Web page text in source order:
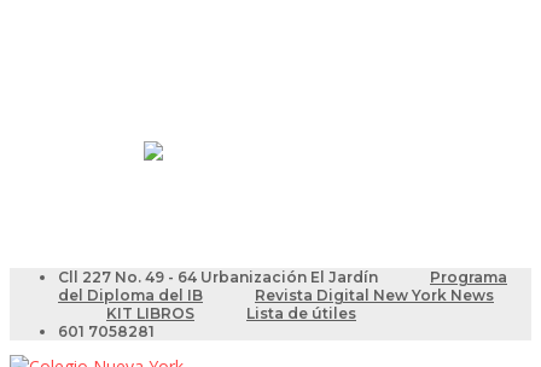
Cll 227 No. 49 - 64 Urbanización El Jardín
Programa
del Diploma del IB
Revista Digital New York News
KIT LIBROS
Lista de útiles
601 7058281